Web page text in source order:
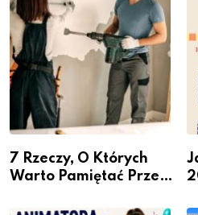
7 Rzeczy, O Których
Warto Pamiętać Przed